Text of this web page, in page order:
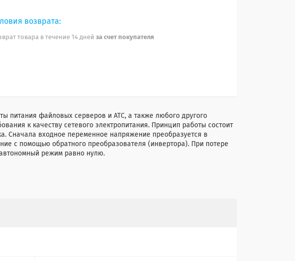
товара в течение 14 дней за счет покупателя
питания файловых серверов и АТС, а также любого другого
к качеству сетевого электропитания. Принцип работы состоит
Сначала входное переменное напряжение преобразуется в
с помощью обратного преобразователя (инвертора). При потере
режим равно нулю.